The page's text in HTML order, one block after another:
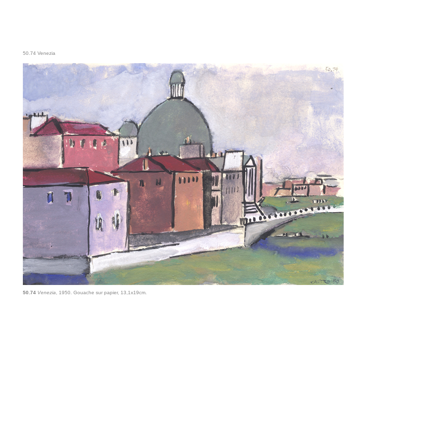
50.74 Venezia
50.74 Venezia , 1950. Gouache sur papier, 13,1x19cm.